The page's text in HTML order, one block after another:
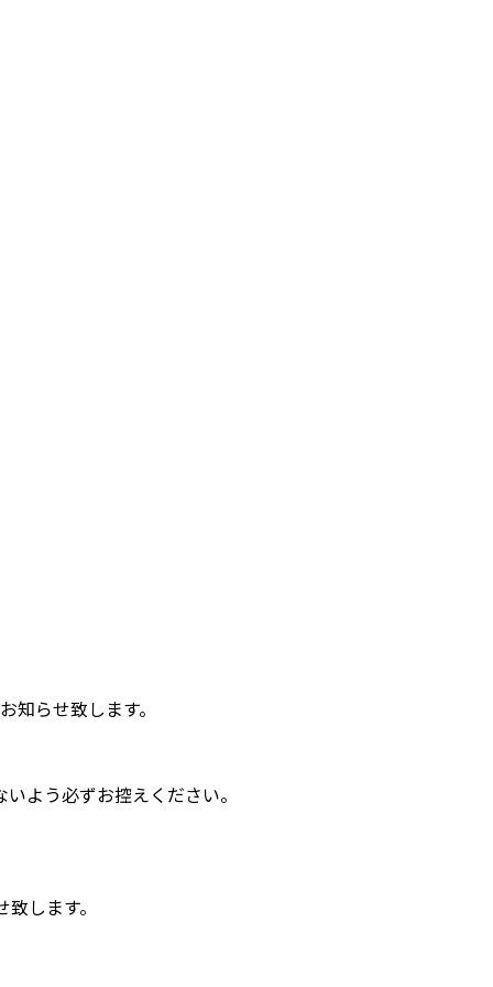
知らせ致します。
よう必ずお控えください。
します。